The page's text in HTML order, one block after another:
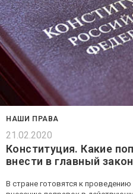
НАШИ ПРАВА
21.02.2020
Конституция. Какие
внести в главный
В стране готовятся к